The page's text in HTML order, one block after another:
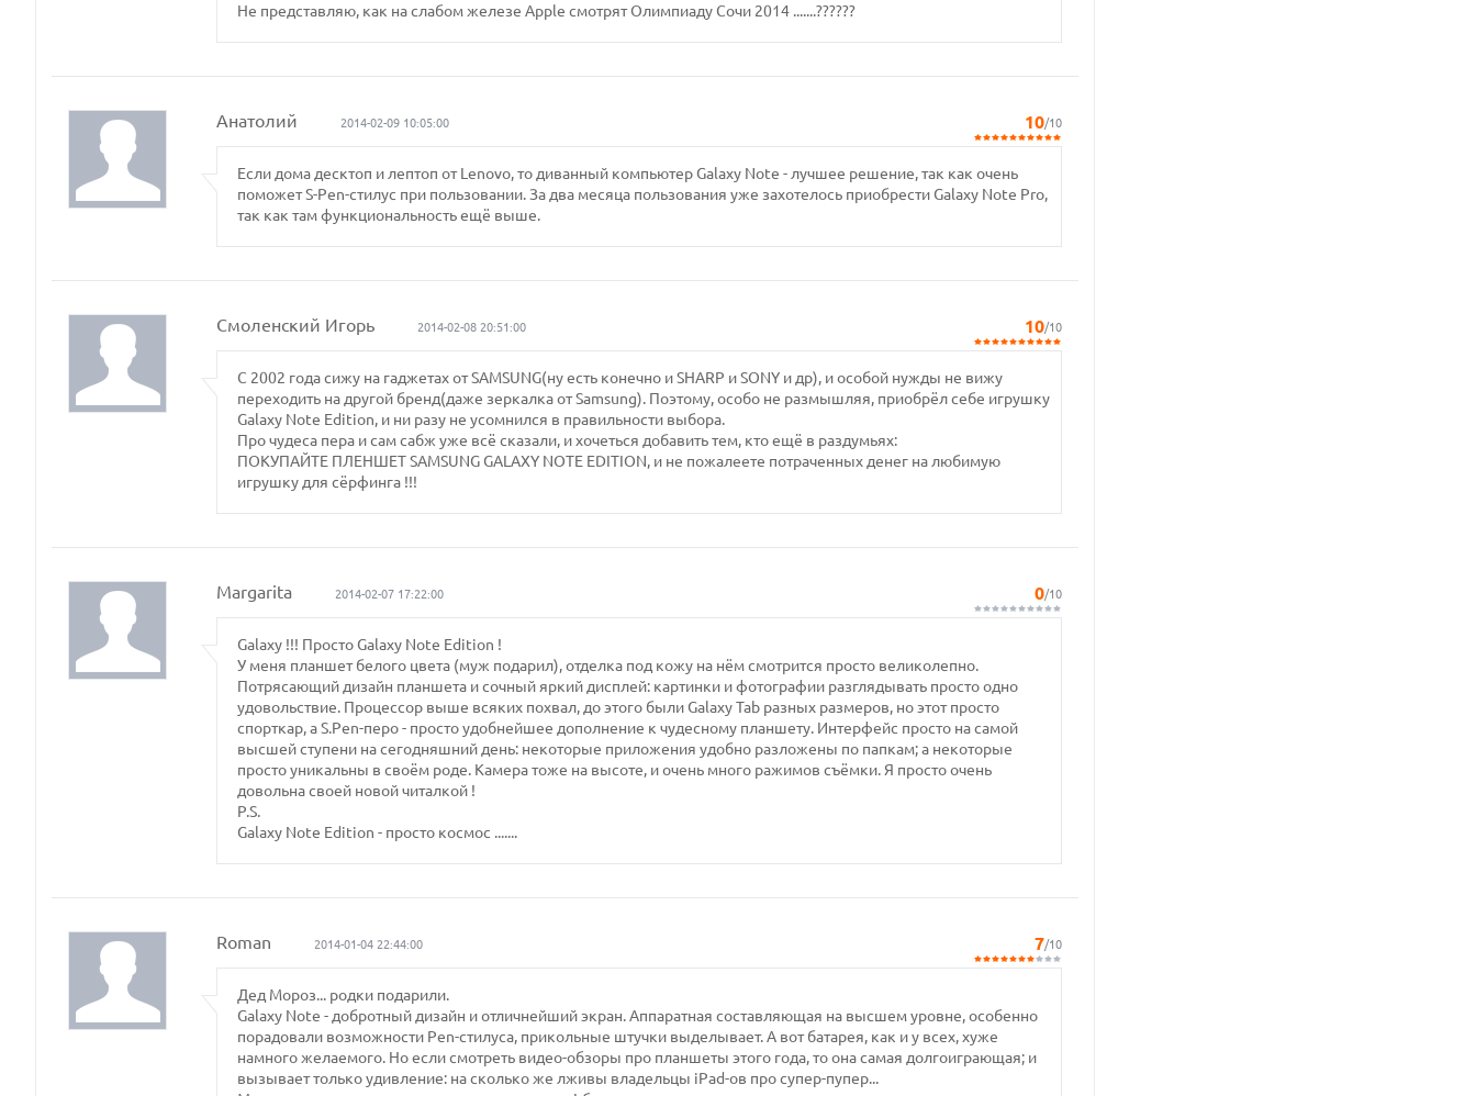
Не представляю, как на слабом железе Apple смотрят Олимпиаду Сочи 2014 .......??????
10/10
Анатолий 2014-02-09 10:05:00
Если дома десктоп и лептоп от Lenovo, то диванный компьютер Galaxy Note - лучшее решение, так как очень
поможет S-Pen-стилус при пользовании. За два месяца пользования уже захотелось приобрести Galaxy Note Pro,
так как там функциональность ещё выше.
10/10
Смоленский Игорь 2014-02-08 20:51:00
С 2002 года сижу на гаджетах от SAMSUNG(ну есть конечно и SHARP и SONY и др), и особой нужды не вижу
переходить на другой бренд(даже зеркалка от Samsung). Поэтому, особо не размышляя, приобрёл себе игрушку
Galaxy Note Edition, и ни разу не усомнился в правильности выбора.
Про чудеса пера и сам сабж уже всё сказали, и хочеться добавить тем, кто ещё в раздумьях:
ПОКУПАЙТЕ ПЛЕНШЕТ SAMSUNG GALAXY NOTE EDITION, и не пожалеете потраченных денег на любимую
игрушку для сёрфинга !!!
0/10
Margarita 2014-02-07 17:22:00
Galaxy !!! Просто Galaxy Note Edition !
У меня планшет белого цвета (муж подарил), отделка под кожу на нём смотрится просто великолепно.
Потрясающий дизайн планшета и сочный яркий дисплей: картинки и фотографии разглядывать просто одно
удовольствие. Процессор выше всяких похвал, до этого были Galaxy Tab разных размеров, но этот просто
спорткар, а S.Pen-перо - просто удобнейшее дополнение к чудесному планшету. Интерфейс просто на самой
высшей ступени на сегодняшний день: некоторые приложения удобно разложены по папкам; а некоторые
просто уникальны в своём роде. Камера тоже на высоте, и очень много ражимов съёмки. Я просто очень
довольна своей новой читалкой !
P.S.
Galaxy Note Edition - просто космос .......
7/10
Roman 2014-01-04 22:44:00
Дед Мороз... родки подарили.
Galaxy Note - добротный дизайн и отличнейший экран. Аппаратная составляющая на высшем уровне, особенно
порадовали возможности Pen-стилуса, прикольные штучки выделывает. А вот батарея, как и у всех, хуже
намного желаемого. Но если смотреть видео-обзоры про планшеты этого года, то она самая долгоиграющая; и
вызывает только удивление: на сколько же лживы владельцы iPad-ов про супер-пупер...